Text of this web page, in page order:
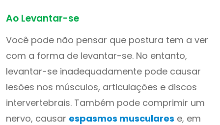
Ao Levantar-se
Você pode não pensar que postura tem a ver
com a forma de levantar-se. No entanto,
levantar-se inadequadamente pode causar
lesões nos músculos, articulações e discos
intervertebrais. Também pode comprimir um
nervo, causar espasmos musculares e, em